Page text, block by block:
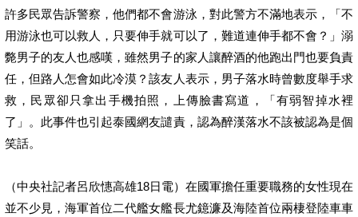
許多民眾告訴警察，他們都不會游泳，對此警方不滿地表示，「不
用游泳也可以救人，只要伸手就可以了，難道連伸手都不會？」溺
斃男子的友人也感嘆，雖然男子的家人讓醉酒的他跑出門也要負責
任，但路人怎會如此冷漠？該友人表示，男子落水時曾數度舉手求
救，民眾卻只拿出手機拍照，上傳臉書寫道，「有弱智掉水裡
了」。此事件也引起泰國網友譴責，認為醉漢落水不該被認為是個
笑話。
（中央社記者呂欣憓高雄18日電）在國軍擔任重要職務的女性現在
並不少見，海軍首位二代艦女艦長尤鐿濂及海陸首位兩棲登陸車車